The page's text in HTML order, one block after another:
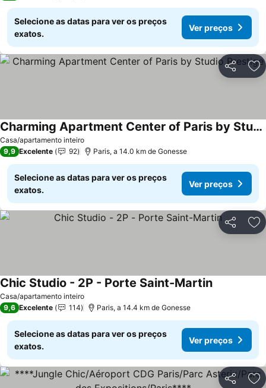
Selecione as datas para ver os preços
exatos.
Ver preços
Partilhar
Casa/apartamento inteiro
Charming Apartment Center of Paris by Studio Prestige
9,9 Excelente 92 Paris, a 14.0 km de Gonesse
Selecione as datas para ver os preços
exatos.
Ver preços
Partilhar
Casa/apartamento inteiro
Chic Studio - 2P - Porte Saint-Martin
9,6 Excelente 114 Paris, a 14.4 km de Gonesse
Selecione as datas para ver os preços
exatos.
Ver preços
Partilhar